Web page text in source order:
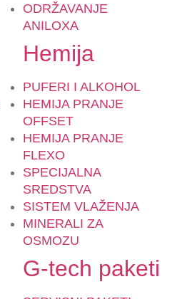
ODRŽAVANJE
ANILOXA
Hemija
PUFERI I ALKOHOL
HEMIJA PRANJE
OFFSET
HEMIJA PRANJE
FLEXO
SPECIJALNA
SREDSTVA
SISTEM VLAŽENJA
MINERALI ZA
OSMOZU
G-tech paketi